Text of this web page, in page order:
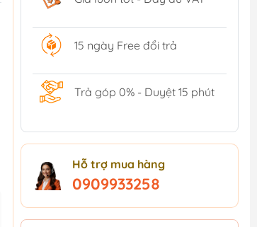
15 ngày Free đổi trả
Trả góp 0% - Duyệt 15 phút
Hỗ trợ mua hàng
0909933258